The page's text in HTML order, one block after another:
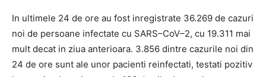
In ultimele 24 de ore au fost inregistrate 36.269 de cazuri
noi de persoane infectate cu SARS–CoV–2, cu 19.311 mai
mult decat in ziua anterioara. 3.856 dintre cazurile noi din
24 de ore sunt ale unor pacienti reinfectati, testati pozitiv